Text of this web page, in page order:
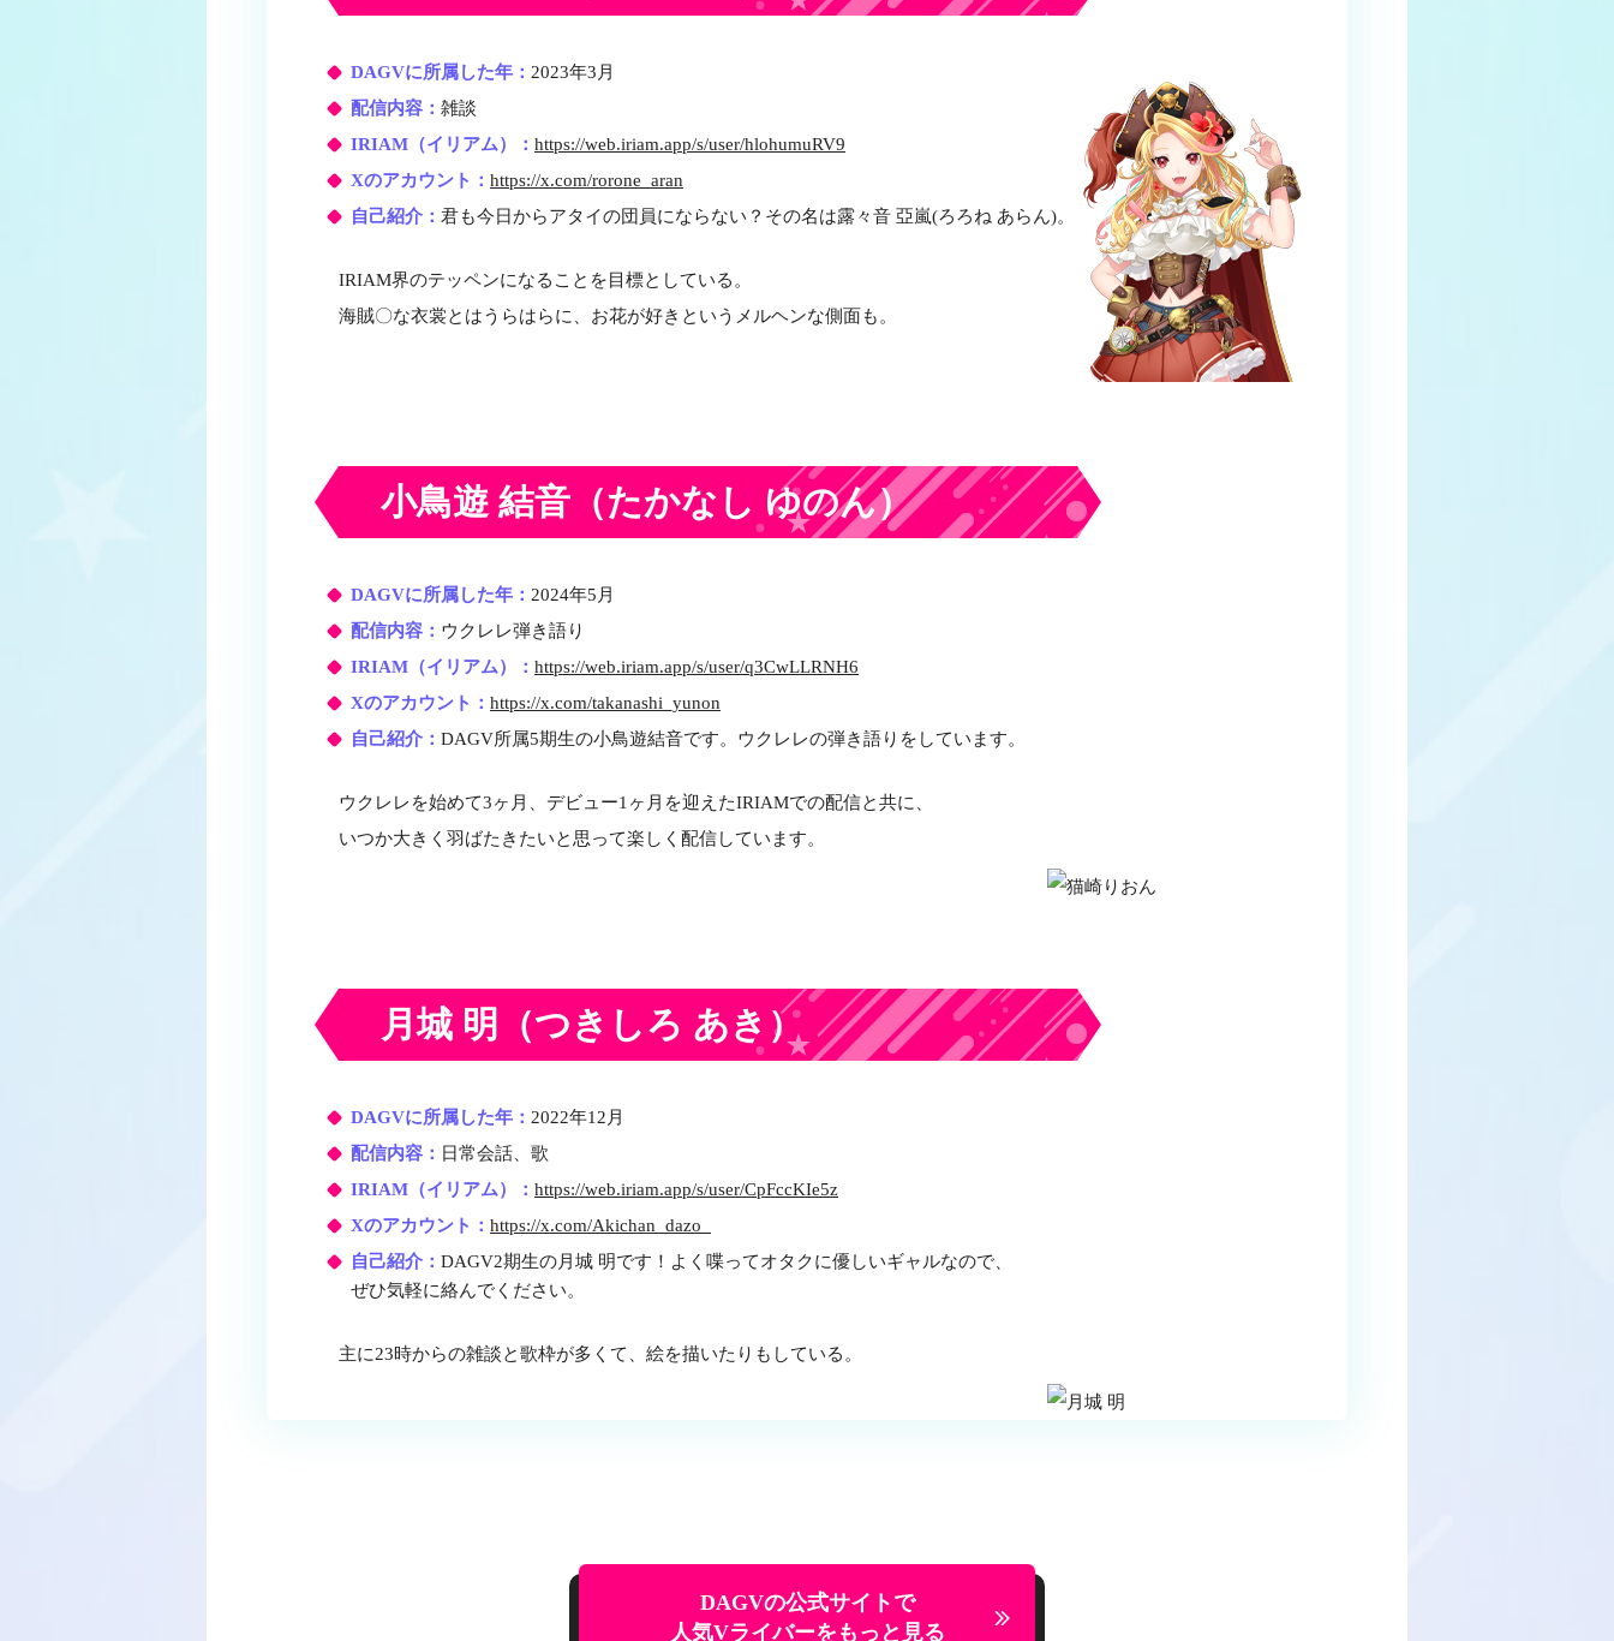
DAGVに所属した年： 2023年3月
配信内容： 雑談
IRIAM（イリアム）： https://web.iriam.app/s/user/hlohumuRV9
Xのアカウント： https://x.com/rorone_aran
自己紹介： 君も今日からアタイの団員にならない？その名は露々音 亞嵐(ろろね あらん)。
IRIAM界のテッペンになることを目標としている。
海賊〇な衣裳とはうらはらに、お花が好きというメルヘンな側面も。
小鳥遊 結音 （たかなし ゆのん）
DAGVに所属した年： 2024年5月
配信内容： ウクレレ弾き語り
IRIAM（イリアム）： https://web.iriam.app/s/user/q3CwLLRNH6
Xのアカウント： https://x.com/takanashi_yunon
自己紹介： DAGV所属5期生の小鳥遊結音です。ウクレレの弾き語りをしています。
ウクレレを始めて3ヶ月、デビュー1ヶ月を迎えたIRIAMでの配信と共に、
いつか大きく羽ばたきたいと思って楽しく配信しています。
月城 明 （つきしろ あき）
DAGVに所属した年： 2022年12月
配信内容： 日常会話、歌
IRIAM（イリアム）： https://web.iriam.app/s/user/CpFccKIe5z
Xのアカウント： https://x.com/Akichan_dazo_
自己紹介： DAGV2期生の月城 明です！よく喋ってオタクに優しいギャルなので、
ぜひ気軽に絡んでください。
主に23時からの雑談と歌枠が多くて、絵を描いたりもしている。
DAGVの公式サイトで
人気Vライバーを もっと見る